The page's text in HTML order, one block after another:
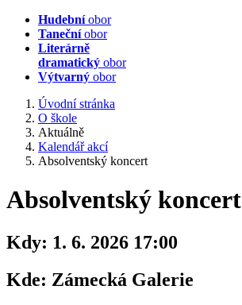
Hudebníobor
Tanečníobor
Literárně
dramatický obor
Výtvarný obor
Úvodní stránka
O škole
Aktuálně
Kalendář akcí
Absolventský koncert
Absolventský koncert
Kdy: 1. 6. 2026 17:00
Kde: Zámecká Galerie